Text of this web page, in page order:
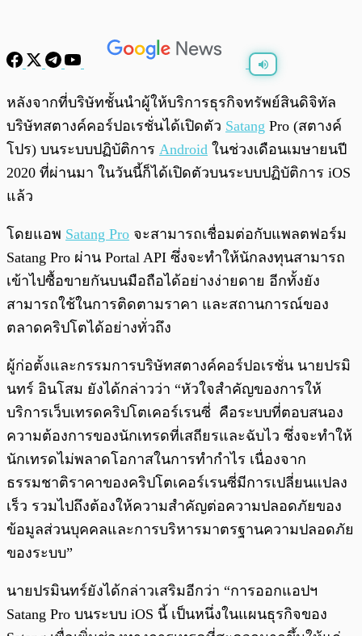
พร้อมเล่น 0:00 /0:00
หลังจากที่บริษัทชั้นนำผู้ให้บริการธุรกิจทรัพย์สินดิจิทัล
บริษัทสตางค์คอร์ปอเรชั่นได้เปิดตัว Satang Pro (สตางค์
โปร) บนระบบปฏิบัติการ Android ในช่วงเดือนเมษายนปี
2020 ที่ผ่านมา ในวันนี้ก็ได้เปิดตัวบนระบบปฏิบัติการ iOS
แล้ว
โดยแอพ Satang Pro จะสามารถเชื่อมต่อกับแพลตฟอร์ม
Satang Pro ผ่าน Portal API ซึ่งจะทำให้นักลงทุนสามารถ
เข้าไปซื้อขายกันบนมือถือได้อย่างง่ายดาย อีกทั้งยัง
สามารถใช้ในการติดตามราคา และสถานการณ์ของ
ตลาดคริปโตได้อย่างทั่วถึง
ผู้ก่อตั้งและกรรมการบริษัทสตางค์คอร์ปอเรชั่น นายปรมิ
นทร์ อินโสม ยังได้กล่าวว่า “หัวใจสำคัญของการให้
บริการเว็บเทรดคริปโตเคอร์เรนซี่ คือระบบที่ตอบสนอง
ความต้องการของนักเทรดที่เสถียรและฉับไว ซึ่งจะทำให้
นักเทรดไม่พลาดโอกาสในการทำกำไร เนื่องจาก
ธรรมชาติราคาของคริปโตเคอร์เรนซี่มีการเปลี่ยนแปลง
เร็ว รวมไปถึงต้องให้ความสำคัญต่อความปลอดภัยของ
ข้อมูลส่วนบุคคลและการบริหารมาตรฐานความปลอดภัย
ของระบบ”
นายปรมินทร์ยังได้กล่าวเสริมอีกว่า “การออกแอปฯ
Satang Pro บนระบบ iOS นี้ เป็นหนึ่งในแผนธุรกิจของ